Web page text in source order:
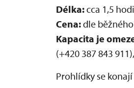
Délka:cca 1,5
Cena:dle
Kapacita je
(+420 387 843
Prohlídky se